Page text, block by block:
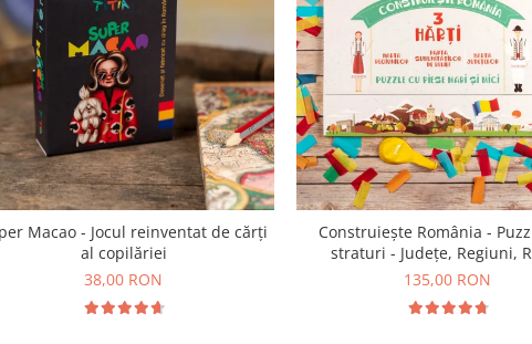
Macao - Jocul reinventat de cărți
al copilăriei
38,00 RON
Construiește România -
straturi - Județe, Regiuni,
135,00 RON